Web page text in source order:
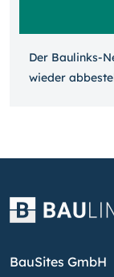
Der Baulinks-
wieder
BauSites GmbH